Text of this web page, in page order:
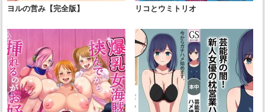
ヨルの営み【完全版】 リコとウミトリオ